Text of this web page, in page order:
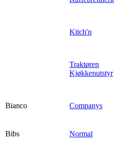
Kitch'n
Traktøren
Kjøkkenutstyr
Bianco Companys
Bibs Normal